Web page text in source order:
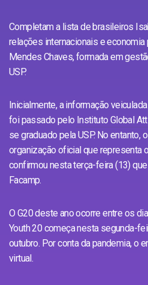
Completam a lista de brasileiros
relações internacionais e economia
Mendes Chaves, formada em
USP.
Inicialmente, a informação
foi passado pelo Instituto Global
se graduado pela USP. No entanto,
organização oficial que representa
confirmou nesta terça-feira (13)
Facamp.
O G20 deste ano ocorre entre os
Youth 20 começa nesta segunda-
outubro. Por conta da pandemia, o
virtual.